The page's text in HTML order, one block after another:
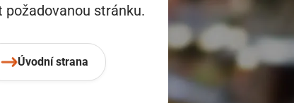
stránku.
Úvodní strana